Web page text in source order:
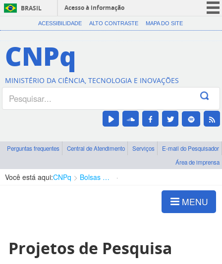
BRASIL
Acesso à informação
CORONAVÍRUS (COVID-19)
Canais
ACESSIBILIDADE ALTO CONTRASTE MAPA DO SITE
CNPq
MINISTÉRIO DA CIÊNCIA, TECNOLOGIA E INOVAÇÕES
Perguntas frequentes Central de Atendimento Serviços
E-mail do Pesquisador
Área de imprensa
Você está aqui:CNPq Bolsas e Auxílios Vigentes
MENU
Projetos de Pesquisa